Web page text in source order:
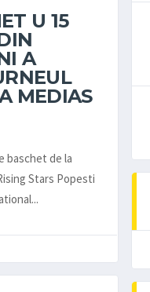
U 15
A
MEDIAS
baschet de la
Stars Popesti